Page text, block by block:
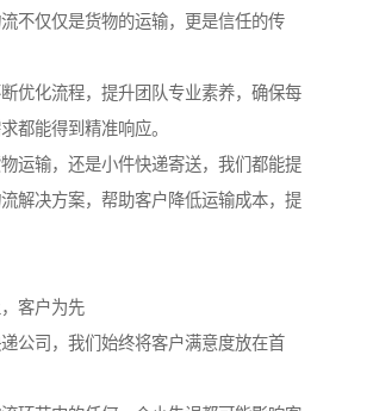
不仅仅是货物的运输，更是信任的传
优化流程，提升团队专业素养，确保每
都能得到精准响应。
运输，还是小件快递寄送，我们都能提
解决方案，帮助客户降低运输成本，提
客户为先
公司，我们始终将客户满意度放在首